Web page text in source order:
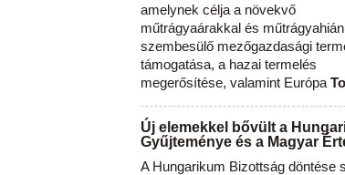
amelynek célja a növekvő
műtrágyaárakkal és
szembesülő mezőgazdasági
támogatása, a hazai termelés
megerősítése, valamint Európa
Új elemekkel bővült a
Gyűjteménye és a Magyar
A Hungarikum Bizottság döntése